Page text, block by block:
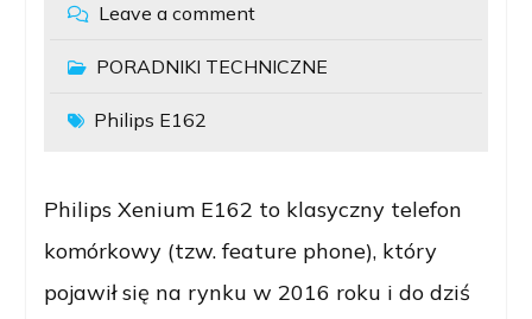
Leave a comment
PORADNIKI TECHNICZNE
Philips E162
Philips Xenium E162 to klasyczny telefon
komórkowy (tzw. feature phone), który
pojawił się na rynku w 2016 roku i do dziś